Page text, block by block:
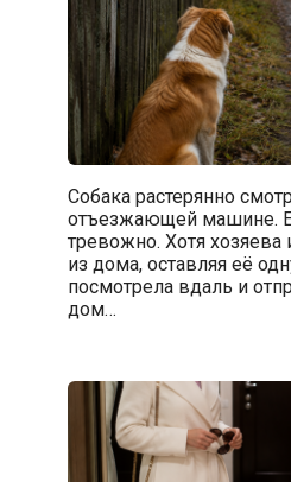
Собака растерянно
отъезжающей машине.
тревожно. Хотя
из дома, оставляя её
посмотрела вдаль и
дом…